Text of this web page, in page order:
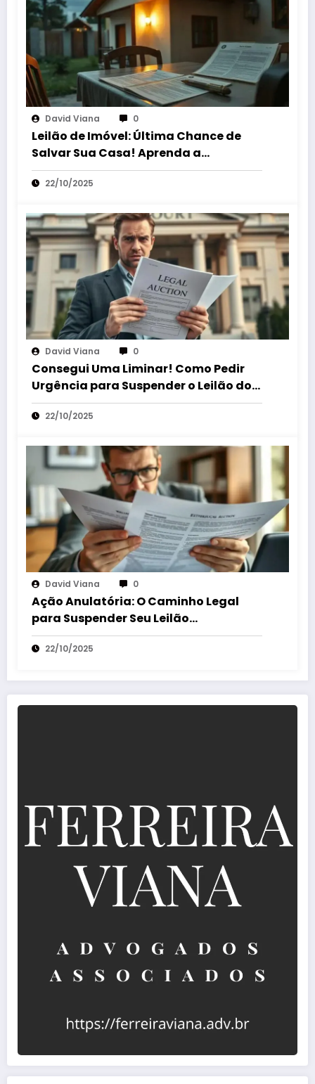
David Viana 0
Leilão de Imóvel: Última Chance de
Salvar Sua Casa! Aprenda a
Suspender a Venda!
22/10/2025
David Viana 0
Consegui Uma Liminar! Como Pedir
Urgência para Suspender o Leilão do
Seu Bem!
22/10/2025
David Viana 0
Ação Anulatória: O Caminho Legal
para Suspender Seu Leilão
Extrajudicial
22/10/2025